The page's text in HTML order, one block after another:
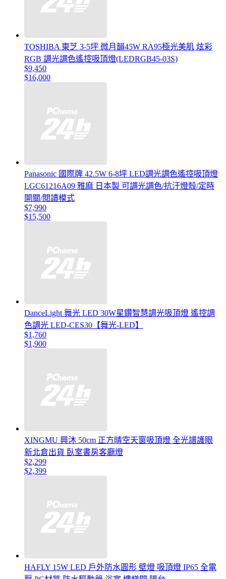
TOSHIBA 東芝 3-5坪 微月韻45W RA95極光美肌 炫彩
RGB 調光調色遙控吸頂燈(LEDRGB45-03S)
$9,450
$16,000
Panasonic 國際牌 42.5W 6-8坪 LED調光調色遙控吸頂燈
LGC61216A09 雅麻 日本製 可調光調色/抗汙燈殼/定時
開關/閱讀模式
$7,990
$15,500
DanceLight 舞光 LED 30W星鑽智慧調光吸頂燈 遙控調
色調光 LED-CES30【舞光-LED】
$1,760
$1,900
XINGMU 興沐 50cm 正方晴空天窗吸頂燈 全光譜護眼
新北倉出貨 臥室書房客廳燈
$2,299
$2,399
HAFLY 15W LED 戶外防水圓形 壁燈 吸頂燈 IP65 全電